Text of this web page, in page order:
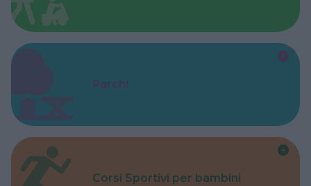
Parchi
Corsi Sportivi per bambini